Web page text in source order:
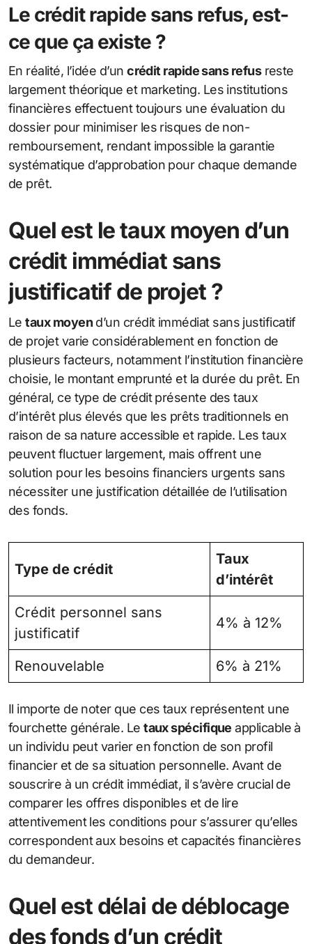
Le crédit rapide sans refus, est-
ce que ça existe ?
En réalité, l’idée d’uncrédit rapide sans refusreste
largement théorique et marketing. Les institutions
financières effectuent toujours une évaluation du
dossier pour minimiser les risques de non-
remboursement, rendant impossible la garantie
systématique d’approbation pour chaque demande
de prêt.
Quel est le taux moyen d’un
crédit immédiat sans
justificatif de projet ?
Letaux moyen d’un crédit immédiat sans justificatif
de projet varie considérablement en fonction de
plusieurs facteurs, notamment l’institution financière
choisie, le montant emprunté et la durée du prêt. En
général, ce type de crédit présente des taux
d’intérêt plus élevés que les prêts traditionnels en
raison de sa nature accessible et rapide. Les taux
peuvent fluctuer largement, mais offrent une
solution pour les besoins financiers urgents sans
nécessiter une justification détaillée de l’utilisation
des fonds.
Type de crédit
Taux
d’intérêt
Crédit personnel sans
justificatif
4% à 12%
Renouvelable 6% à 21%
Il importe de noter que ces taux représentent une
fourchette générale. Letaux spécifique applicable à
un individu peut varier en fonction de son profil
financier et de sa situation personnelle. Avant de
souscrire à un crédit immédiat, il s’avère crucial de
comparer les offres disponibles et de lire
attentivement les conditions pour s’assurer qu’elles
correspondent aux besoins et capacités financières
du demandeur.
Quel est délai de déblocage
des fonds d’un crédit